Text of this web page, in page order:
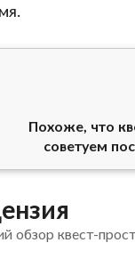
Похоже, что
советуем
обзор квест-